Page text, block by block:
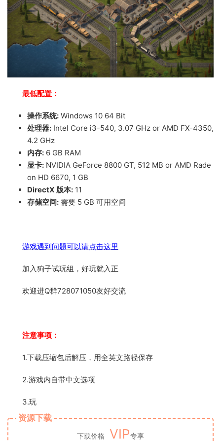
最低配置：
操作系统: Windows 10 64 Bit
处理器: Intel Core i3-540, 3.07 GHz or AMD FX-4350,
4.2 GHz
内存: 6 GB RAM
显卡: NVIDIA GeForce 8800 GT, 512 MB or AMD Rade
on HD 6670, 1 GB
DirectX 版本: 11
存储空间: 需要 5 GB 可用空间
游戏遇到问题可以请点击这里
加入狗子试玩组，好玩就入正
欢迎进Q群728071050友好交流
注意事项：
1.下载压缩包后解压，用全英文路径保存
2.游戏内自带中文选项
3.玩
资源下载
下载价格 VIP专享